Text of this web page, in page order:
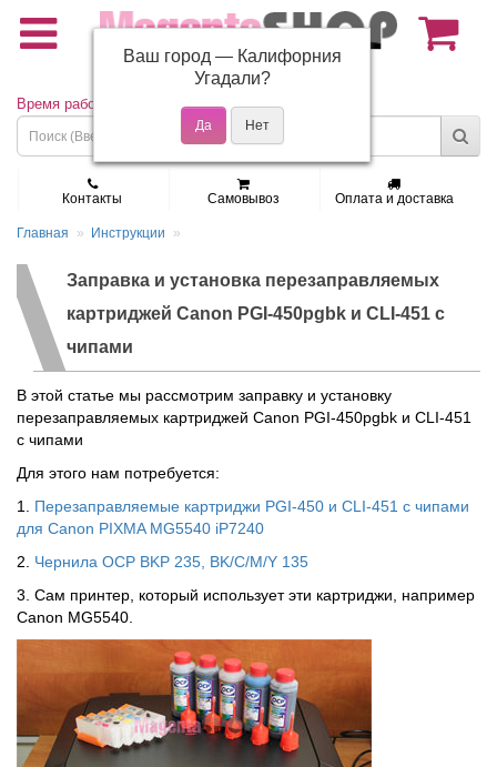
(495) 150-01-37
Время работы: Пн - Пт 9:30 - 19:00
Контакты Самовывоз Оплата и доставка
Главная Инструкции
Заправка и установка перезаправляемых
картриджей Canon PGI-450pgbk и CLI-451 с
чипами
В этой статье мы рассмотрим заправку и установку
перезаправляемых картриджей Canon PGI-450pgbk и CLI-451
с чипами
Для этого нам потребуется:
1. Перезаправляемые картриджи PGI-450 и CLI-451 с чипами
для Canon PIXMA MG5540 iP7240
2. Чернила OCP BKP 235, BK/C/M/Y 135
3. Сам принтер, который использует эти картриджи, например
Canon MG5540.
Ваш город — Калифорния
Угадали?